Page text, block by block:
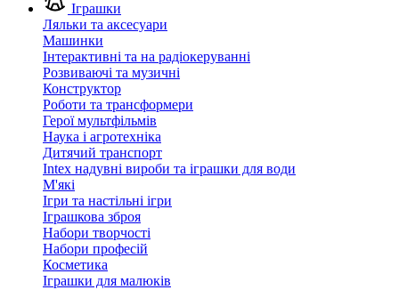
Іграшки
Ляльки та аксесуари
Машинки
Інтерактивні та на радіокеруванні
Розвиваючі та музичні
Конструктор
Роботи та трансформери
Герої мультфільмів
Наука і агротехніка
Дитячий транспорт
Intex надувні вироби та іграшки для води
М'які
Ігри та настільні ігри
Іграшкова зброя
Набори творчості
Набори професій
Косметика
Іграшки для малюків